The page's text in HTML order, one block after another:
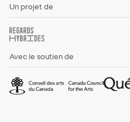
Un projet de
Avec le soutien de